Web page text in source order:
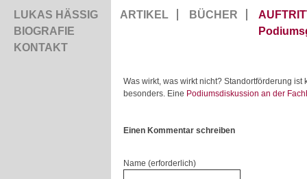
LUKAS HÄSSIG
BIOGRAFIE
KONTAKT
ARTIKEL BÜCHER
Was wirkt, was wirkt nicht? Standortförderung
besonders. Eine Podiumsdiskussion an der
Einen Kommentar schreiben
Name (erforderlich)